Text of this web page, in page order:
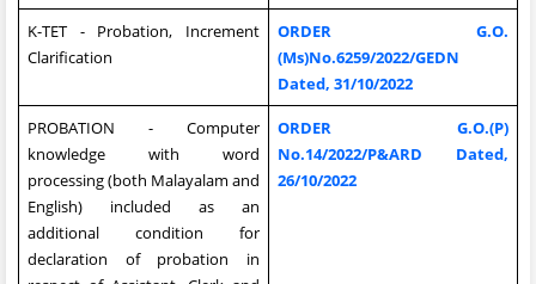
K-TET - Probation, Increment
Clarification
ORDER G.O.
(Ms)No.6259/2022/GEDN
Dated, 31/10/2022
PROBATION - Computer
knowledge with word
processing (both Malayalam and
English) included as an
additional condition for
declaration of probation in
ORDER G.O.(P)
No.14/2022/P&ARD Dated,
26/10/2022